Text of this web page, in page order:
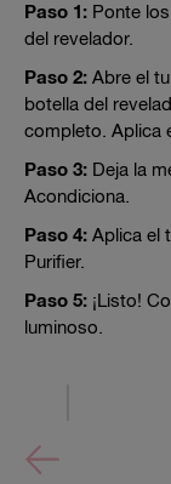
Paso 1: Ponte
del revelador.
Paso 2: Abre el
botella del
completo. Aplica
Paso 3: Deja la
Acondiciona.
Paso 4: Aplica el
Purifier.
Paso 5: ¡Listo!
luminoso.